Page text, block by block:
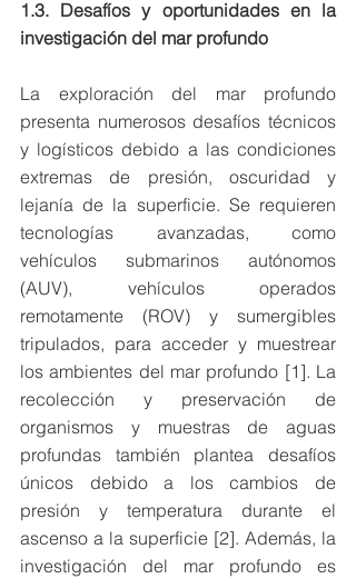
1.3. Desafíos y oportunidades en la
investigación del mar profundo
La exploración del mar profundo
presenta numerosos desafíos técnicos
y logísticos debido a las condiciones
extremas de presión, oscuridad y
lejanía de la superficie. Se requieren
tecnologías avanzadas, como
vehículos submarinos autónomos
(AUV), vehículos operados
remotamente (ROV) y sumergibles
tripulados, para acceder y muestrear
los ambientes del mar profundo [1]. La
recolección y preservación de
organismos y muestras de aguas
profundas también plantea desafíos
únicos debido a los cambios de
presión y temperatura durante el
ascenso a la superficie [2]. Además, la
investigación del mar profundo es